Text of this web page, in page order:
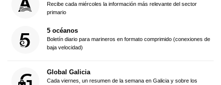
Recibe cada miércoles la información más relevante del sector
primario
5 océanos
Boletín diario para marineros en formato comprimido (conexiones de
baja velocidad)
Global Galicia
Cada viernes, un resumen de la semana en Galicia y sobre los